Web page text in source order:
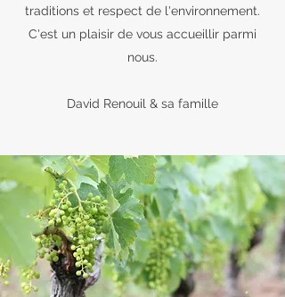
traditions et respect de l'environnement.
C'est un plaisir de vous accueillir parmi
nous.
David Renouil & sa famille